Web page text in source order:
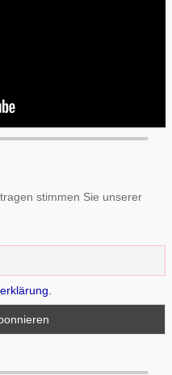
stimmen Sie unserer